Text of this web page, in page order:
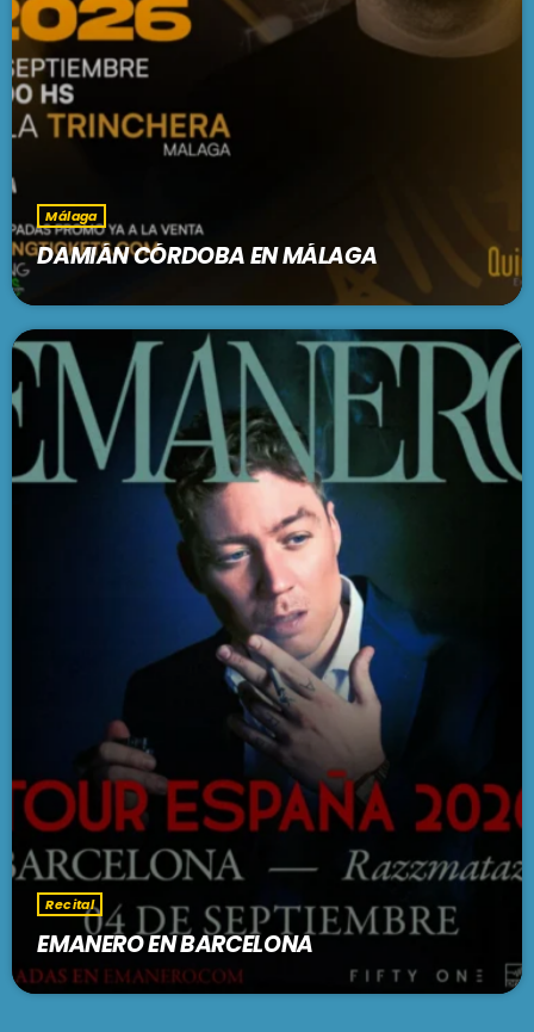
Málaga
DAMIÁN CÓRDOBA EN MÁLAGA
Recital
EMANERO EN BARCELONA